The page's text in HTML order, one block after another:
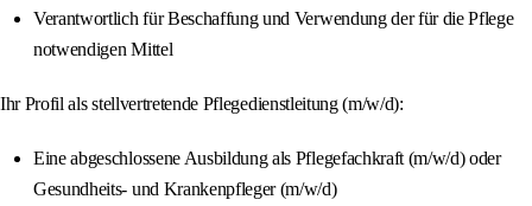
Verantwortlich für Beschaffung und Verwendung der für die Pflege
notwendigen Mittel
Ihr Profil als stellvertretende Pflegedienstleitung (m/w/d):
Eine abgeschlossene Ausbildung als Pflegefachkraft (m/w/d) oder
Gesundheits- und Krankenpfleger (m/w/d)